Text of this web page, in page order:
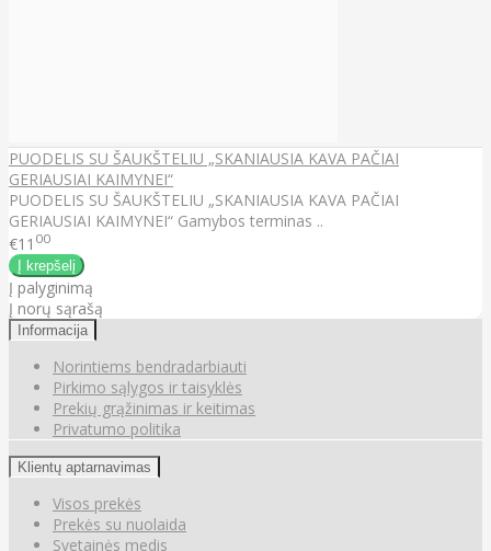
PUODELIS SU ŠAUKŠTELIU „SKANIAUSIA KAVA PAČIAI
GERIAUSIAI KAIMYNEI“
PUODELIS SU ŠAUKŠTELIU „SKANIAUSIA KAVA PAČIAI
GERIAUSIAI KAIMYNEI“ Gamybos terminas ..
€11 00
Į palyginimą
Į norų sąrašą
Informacija
Norintiems bendradarbiauti
Pirkimo sąlygos ir taisyklės
Prekių grąžinimas ir keitimas
Privatumo politika
Klientų aptarnavimas
Visos prekės
Prekės su nuolaida
Svetainės medis